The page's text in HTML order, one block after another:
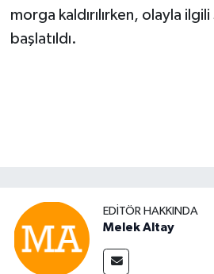
morga kaldırılırken, olayla
başlatıldı.
EDITÖR HAKKINDA
Melek Altay